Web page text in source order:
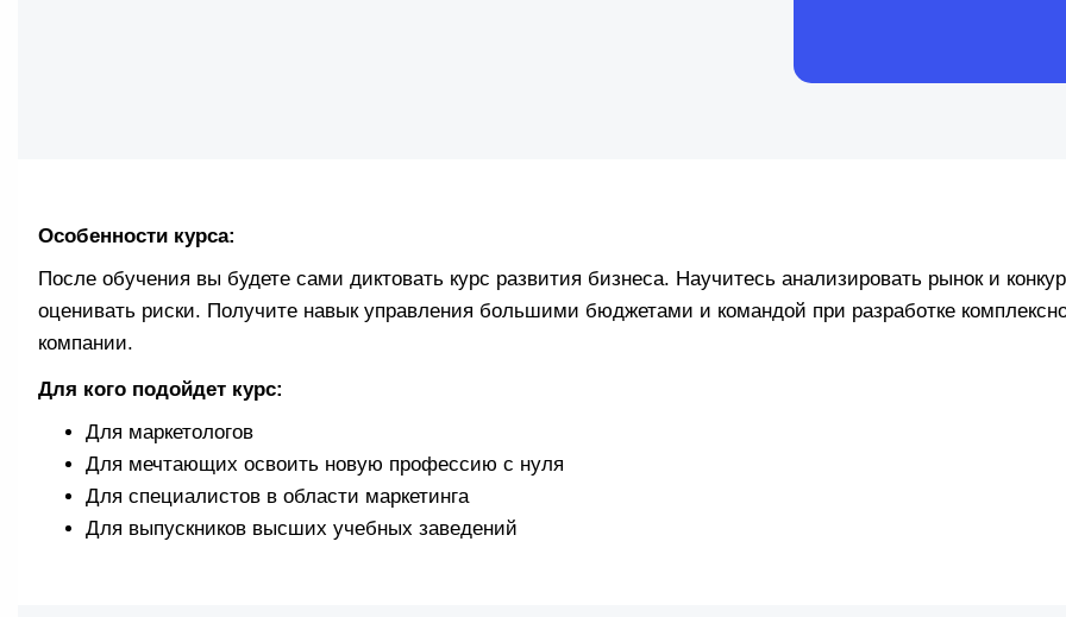
Особенности курса:
После обучения вы будете сами диктовать курс развития бизнеса. Научитесь анализировать рынок и
оценивать риски. Получите навык управления большими бюджетами и командой при разработке
компании.
Для кого подойдет курс:
Для маркетологов
Для мечтающих освоить новую профессию с нуля
Для специалистов в области маркетинга
Для выпускников высших учебных заведений